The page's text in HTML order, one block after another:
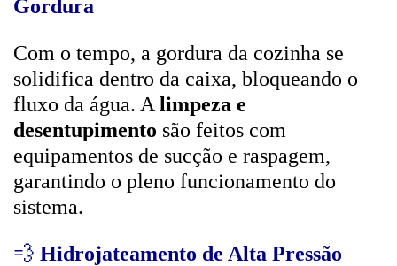
Gordura
Com o tempo, a gordura da cozinha se
solidifica dentro da caixa, bloqueando o
fluxo da água. A limpeza e
desentupimento são feitos com
equipamentos de sucção e raspagem,
garantindo o pleno funcionamento do
sistema.
💨 Hidrojateamento de Alta Pressão